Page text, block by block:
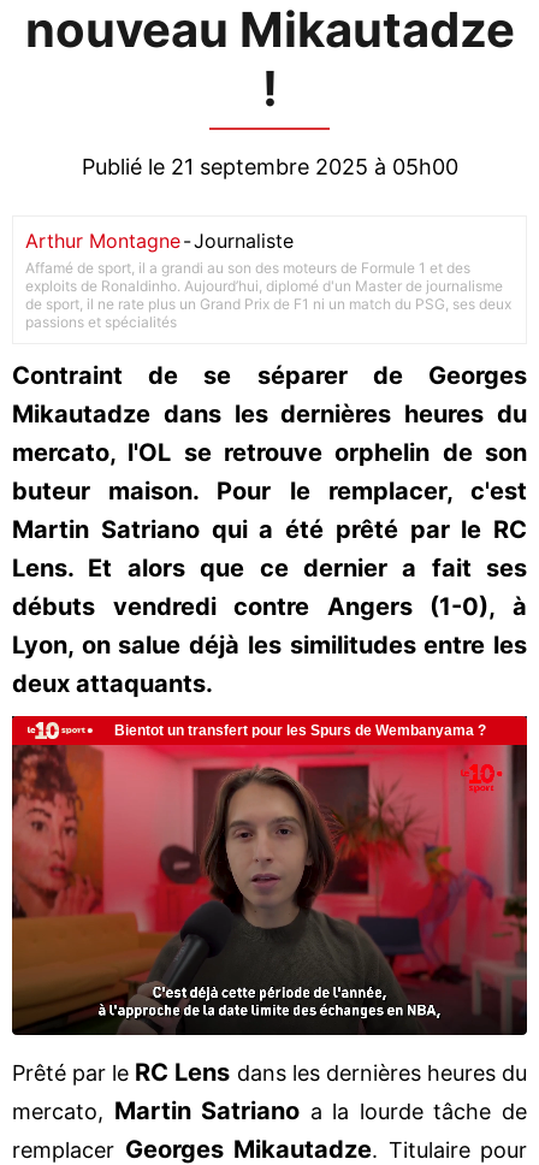
nouveau Mikautadze
!
Publié le 21 septembre 2025 à 05h00
Arthur Montagne-Journaliste
Affamé de sport, il a grandi au son des moteurs de Formule 1 et des
exploits de Ronaldinho. Aujourd’hui, diplomé d'un Master de journalisme
de sport, il ne rate plus un Grand Prix de F1 ni un match du PSG, ses deux
passions et spécialités
Contraint de se séparer de Georges
Mikautadze dans les dernières heures du
mercato, l'OL se retrouve orphelin de son
buteur maison. Pour le remplacer, c'est
Martin Satriano qui a été prêté par le RC
Lens. Et alors que ce dernier a fait ses
débuts vendredi contre Angers (1-0), à
Lyon, on salue déjà les similitudes entre les
deux attaquants.
Prêté par le RC Lens dans les dernières heures du
mercato, Martin Satriano a la lourde tâche de
remplacer Georges Mikautadze. Titulaire pour